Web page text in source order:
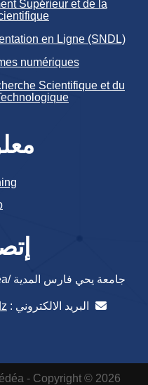
Supérieur et de la
en Ligne (SNDL)
numériques
Scientifique et du
جامعة يحي فارس المدية /Université Yahia Farès Médéa
البريد الالكتروني :
- Copyright © 2026